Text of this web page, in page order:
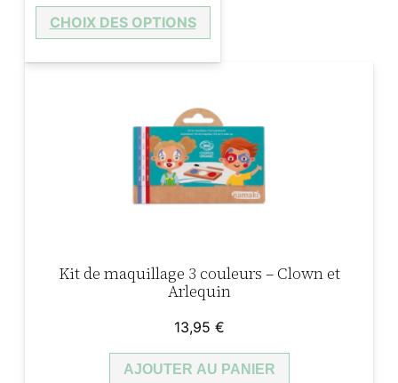
a
i
5
:
0
,
4
€
.
initial
14,50 €.
actuel
10,15 €.
CHOIX DES OPTIONS
Kit de maquillage 3 couleurs – Clown et
Arlequin
13,95 €
AJOUTER AU PANIER